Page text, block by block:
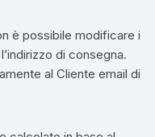
è possibile modificare i
di consegna.
al Cliente email di